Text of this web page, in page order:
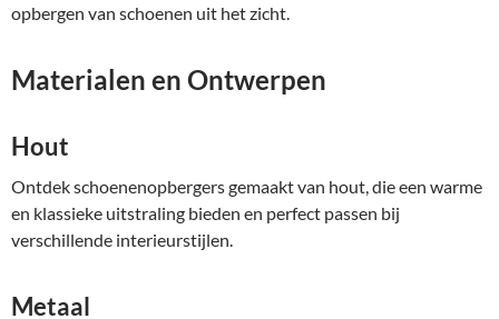
opbergen van schoenen uit het zicht.
Materialen en Ontwerpen
Hout
Ontdek schoenenopbergers gemaakt van hout, die een warme
en klassieke uitstraling bieden en perfect passen bij
verschillende interieurstijlen.
Metaal